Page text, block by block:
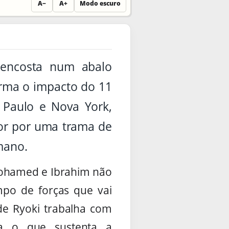
A− A+ Modo escuro
num abalo
o impacto do 11
e Nova York,
por uma trama de
e Ibrahim não
de forças que vai
Ryoki trabalha com